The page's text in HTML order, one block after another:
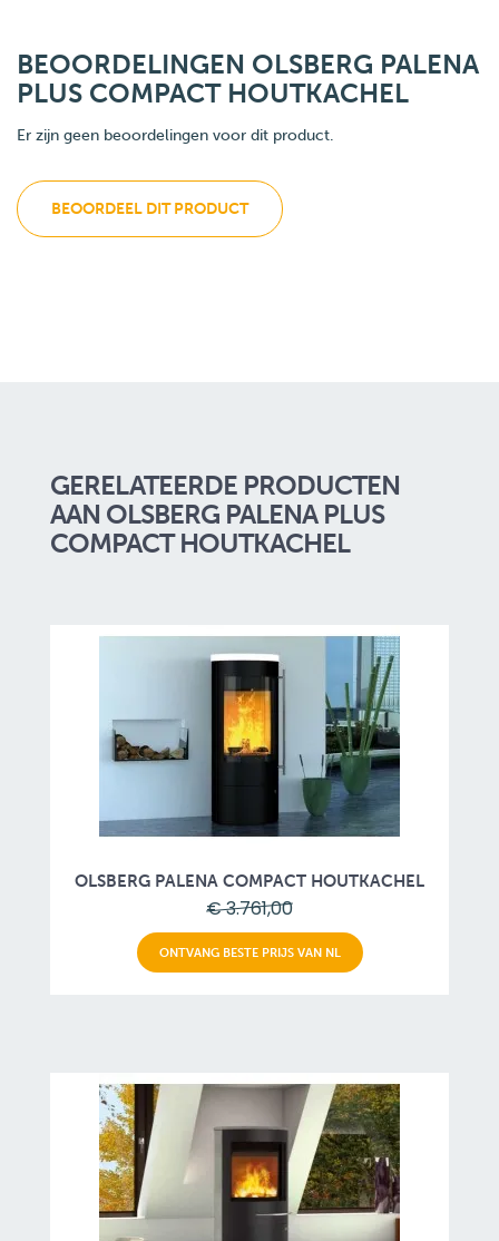
BEOORDELINGEN OLSBERG PALENA
PLUS COMPACT HOUTKACHEL
Er zijn geen beoordelingen voor dit product.
BEOORDEEL DIT PRODUCT
GERELATEERDE PRODUCTEN
AAN OLSBERG PALENA PLUS
COMPACT HOUTKACHEL
OLSBERG PALENA COMPACT HOUTKACHEL
€ 3.761,00
ONTVANG BESTE PRIJS VAN NL